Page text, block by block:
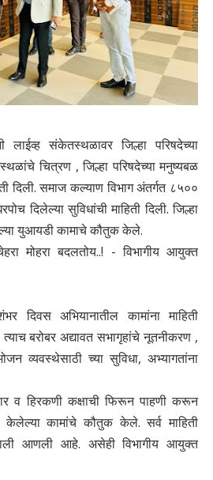
संकेतस्थळावर जिल्हा परिषदेच्या
चित्रण , जिल्हा परिषदेच्या मनुष्यबळ
दिली. समाज कल्याण विभाग अंतर्गत ८५००
दिलेल्या सुविधांची माहिती दिली. जिल्हा
युआयडी कामाचे कौतुक केले.
मोहरा बदलतोय..! - विभागीय आयुक्त
दिवस अभियानातील कामांना माहिती
बरोबर अद्यावत सभागृहांचे नूतनीकरण ,
व्यवस्थेसाठी च्या सुविधा, अभ्यागतांना
व हिरकणी कक्षाची फिरून पाहणी करून
कामांचे कौतुक केले. सर्व माहिती
आणली आहे. असेही विभागीय आयुक्त